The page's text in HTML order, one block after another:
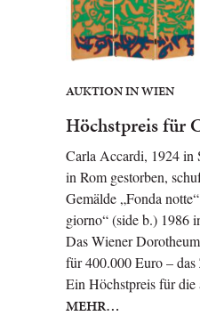
AUKTION IN WIEN
Höchstpreis für
Carla Accardi, 1924 in
in Rom gestorben,
Gemälde „Fonda
giorno“ (side b.) 1986
Das Wiener
für 400.000 Euro – das
Ein Höchstpreis für die
MEHR…